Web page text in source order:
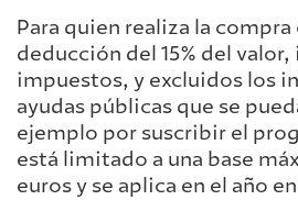
Para quien realiza la
deducción del 15% del
impuestos, y excluidos los
ayudas públicas que se
ejemplo por suscribir el
está limitado a una base
euros y se aplica en el año